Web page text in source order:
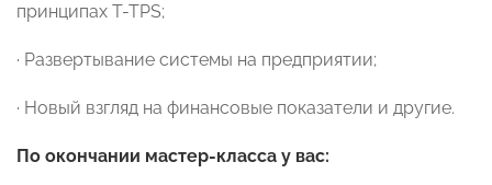
принципах T-TPS;
· Развертывание системы на предприятии;
· Новый взгляд на финансовые показатели и другие.
По окончании мастер-класса у вас: